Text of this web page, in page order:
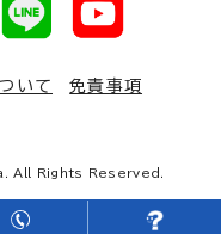
いて
免責事項
All Rights Reserved.